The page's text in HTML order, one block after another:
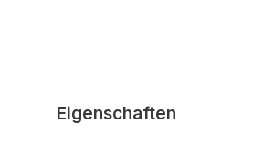
Eigenschaften